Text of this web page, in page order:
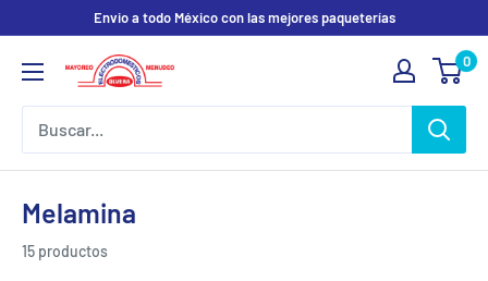
contenido
Envio a todo México con las mejores paqueterías
Electrodomesticos
0
Melamina
15 productos